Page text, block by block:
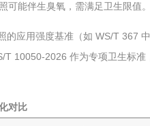
可能伴生臭氧，需满足卫生限值。
的应用强度基准（如 WS/T 367
T 10050-2026 作为专项卫生标
对比